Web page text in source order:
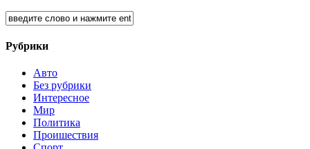
Рубрики
Авто
Без рубрики
Интересное
Мир
Политика
Проишествия